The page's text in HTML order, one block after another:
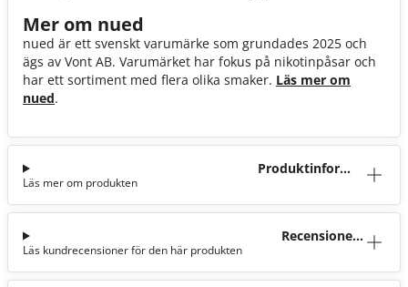
Mer om nued
nued är ett svenskt varumärke som grundades 2025 och
ägs av Vont AB. Varumärket har fokus på nikotinpåsar och
har ett sortiment med flera olika smaker. Läs mer om
nued.
Produktinforma
Läs mer om produkten
Recensioner
Läs kundrecensioner för den här produkten